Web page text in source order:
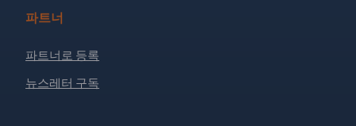
파트너
파트너로 등록
뉴스레터 구독